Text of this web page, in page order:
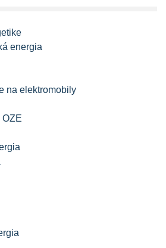
energia
na elektromobily